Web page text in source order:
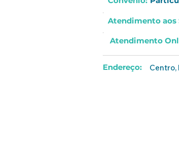
Atendimento aos
Atendimento
Endereço: Centro,